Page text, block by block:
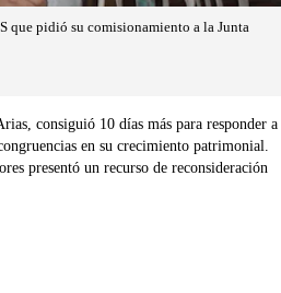
que pidió su comisionamiento a la Junta
consiguió 10 días más para responder a
en su crecimiento patrimonial.
presentó un recurso de reconsideración